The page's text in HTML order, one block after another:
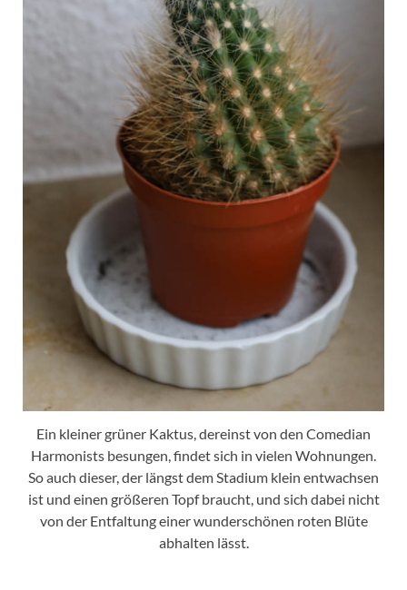
Ein kleiner grüner Kaktus, dereinst von den Comedian
Harmonists besungen, findet sich in vielen Wohnungen.
So auch dieser, der längst dem Stadium klein entwachsen
ist und einen größeren Topf braucht, und sich dabei nicht
von der Entfaltung einer wunderschönen roten Blüte
abhalten lässt.